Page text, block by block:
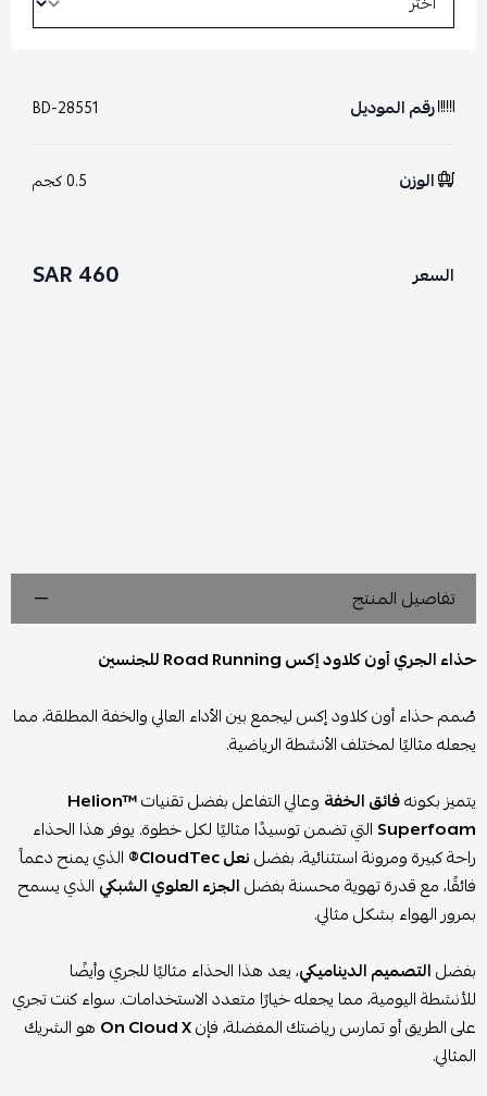
رقم الموديل BD-28551
الوزن 0.5 كجم
السعر 460 SAR
تفاصيل المنتج
حذاء الجري أون كلاود إكس Road Running للجنسين
صُمم حذاء أون كلاود إكس ليجمع بين الأداء العالي والخفة المطلقة، مما
يجعله مثاليًا لمختلف الأنشطة الرياضية.
يتميز بكونهفائق الخفة وعالي التفاعل بفضل تقنياتHelion™
Superfoam التي تضمن توسيدًا مثاليًا لكل خطوة. يوفر هذا الحذاء
راحة كبيرة ومرونة استثنائية، بفضلنعل CloudTec®
الذي يمنح دعماً
فائقًا، مع قدرة تهوية محسنة بفضلالجزء العلوي الشبكي الذي يسمح
بمرور الهواء بشكل مثالي.
بفضلالتصميم الديناميكي، يعد هذا الحذاء مثاليًا للجري وأيضًا
للأنشطة اليومية، مما يجعله خيارًا متعدد الاستخدامات. سواء كنت تجري
على الطريق أو تمارس رياضتك المفضلة، فإنOn Cloud X هو الشريك
المثالي.